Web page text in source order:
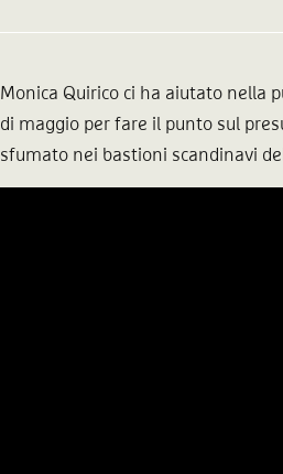
Monica Quirico ci ha aiutato nella
di maggio per fare il punto sul
sfumato nei bastioni scandinavi